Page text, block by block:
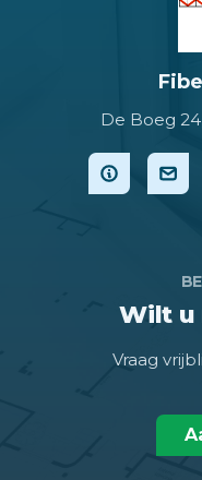
De Boeg
Wilt u
Vraag